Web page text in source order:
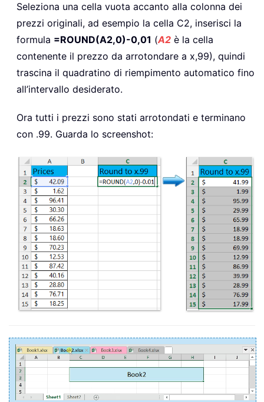
Seleziona una cella vuota accanto alla colonna dei
prezzi originali, ad esempio la cella C2, inserisci la
formula =ROUND(A2,0)-0,01 (A2 è la cella
contenente il prezzo da arrotondare a x,99), quindi
trascina il quadratino di riempimento automatico fino
all’intervallo desiderato.
Ora tutti i prezzi sono stati arrotondati e terminano
con .99. Guarda lo screenshot: